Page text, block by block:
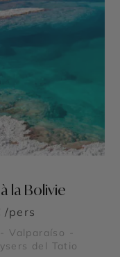
la Bolivie
/pers
Valparaíso -
del Tatio